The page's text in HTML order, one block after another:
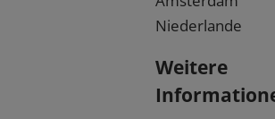
Niederlande
Weitere